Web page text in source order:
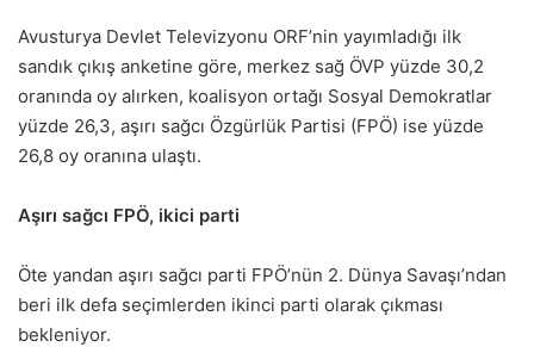
Avusturya Devlet Televizyonu ORF’nin yayımladığı ilk
sandık çıkış anketine göre, merkez sağ ÖVP yüzde 30,2
oranında oy alırken, koalisyon ortağı Sosyal Demokratlar
yüzde 26,3, aşırı sağcı Özgürlük Partisi (FPÖ) ise yüzde
26,8 oy oranına ulaştı.
Aşırı sağcı FPÖ, ikici parti
Öte yandan aşırı sağcı parti FPÖ’nün 2. Dünya Savaşı’ndan
beri ilk defa seçimlerden ikinci parti olarak çıkması
bekleniyor.